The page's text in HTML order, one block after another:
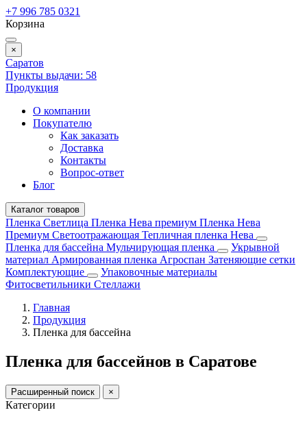
+7 996 785 0321
Корзина
×
Саратов
Пункты выдачи: 58
Продукция
О компании
Покупателю
Как заказать
Доставка
Контакты
Вопрос-ответ
Блог
Каталог товаров
Пленка Светлица Пленка Нева премиум Пленка Нева
Премиум Светоотражающая Тепличная пленка Нева
Пленка для бассейна Мульчирующая пленка
Укрывной
материал Армированная пленка Агроспан Затеняющие сетки
Комплектующие
Упаковочные материалы
Фитосветильники Стеллажи
Главная
Продукция
Пленка для бассейна
Пленка для бассейнов в Саратове
Расширенный поиск ×
Категории